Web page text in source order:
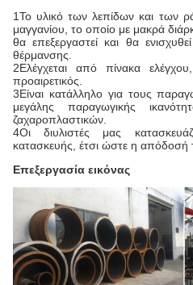
1Το υλικό των λεπίδων και των
μαγγανίου, το οποίο με μακρά
θα επεξεργαστεί και θα
θέρμανσης.
2Ελέγχεται από πίνακα
προαιρετικός.
3Είναι κατάλληλο για τους
μεγάλης παραγωγικής
ζαχαροπλαστικών.
4Οι διυλιστές μας
κατασκευής, έτσι ώστε η απόδοσή
Επεξεργασία εικόνας